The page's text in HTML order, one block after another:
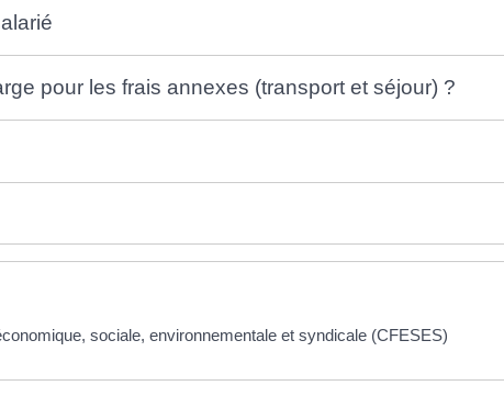
pour les frais annexes (transport et séjour) ?
sociale, environnementale et syndicale (CFESES)